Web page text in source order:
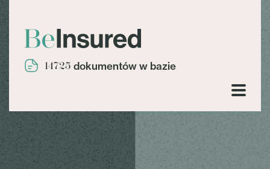
14725 dokumentów w bazie